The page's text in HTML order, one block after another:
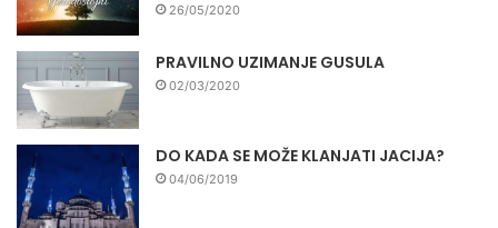
26/05/2020
PRAVILNO UZIMANJE GUSULA
02/03/2020
DO KADA SE MOŽE KLANJATI JACIJA?
04/06/2019